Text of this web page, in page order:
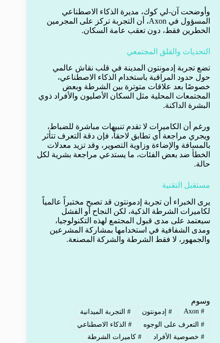
وأوضحت آن-لي كوك، مديرة الذكاء الاصطناعي
المسؤول في Axon، أن التجربة تركز على المجرمين
الخطرين فقط، دون تعقب عامة السكان.
التحديات والقلق المجتمعي
تضع تجربة إدمونتون المدينة في قلب نقاش عالمي
حول حدود المراقبة باستخدام الذكاء الاصطناعي،
خصوصًا بعد علاقات متوترة بين الشرطة وبعض
المجتمعات المحلية مثل السكان الأصليون والأفراد ذوي
البشرة الداكنة.
ورغم أن الكاميرات لا تقدم تنبيهات مباشرة للضباط،
ويجري مراجعة أي تطابق لاحقاً، فإن دقة التعرف تتأثر
بالمسافة والإضاءة وزاوية التصوير، وقد تزيد معدلات
الخطأ ضد بعض الفئات، ما يستدعي مراجعة بشرية لكل
حالة.
مستقبل التقنية
يرى الخبراء أن تجربة إدمونتون قد تصبح مختبراً عالمياً
لكاميرات الشرطة الذكية، لكن النجاح أو الفشل
سيعتمد على مدى قبول المجتمع لهذه التكنولوجيا،
ومدى الشفافية في استخدامها بمشاركة المشرعين
والجمهور، لا فقط الشرطة والشركة المصنعة.
وسوم
#
Axon
#إدمونتون # التجربة الميدانية
#التعرف على الوجوه #الذكاء الاصطناعي
#خصوصية الأفراد #كاميرات الشرطة